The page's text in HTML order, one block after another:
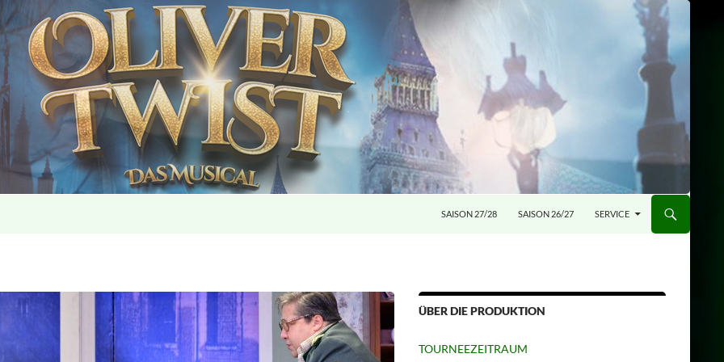
SAISON 27/28 SAISON 26/27 SERVICE
ÜBER DIE PRODUKTION
TOURNEEZEITRAUM